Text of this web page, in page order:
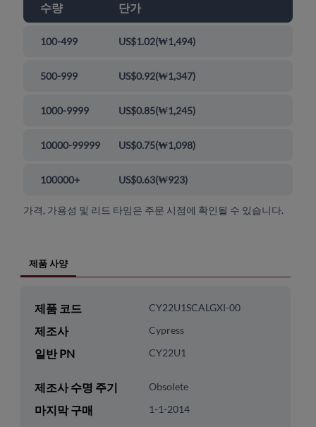
수량 단가
100-499 US$1.02(₩1,494)
500-999 US$0.92(₩1,347)
1000-9999 US$0.85(₩1,245)
10000-99999 US$0.75(₩1,098)
100000+ US$0.63(₩923)
가격, 가용성 및 리드 타임은 주문 시점에 확인될 수 있습니다.
제품 사양
제품 코드 CY22U1SCALGXI-00
제조사 Cypress
일반 PN CY22U1
제조사 수명 주기 Obsolete
마지막 구매 1-1-2014